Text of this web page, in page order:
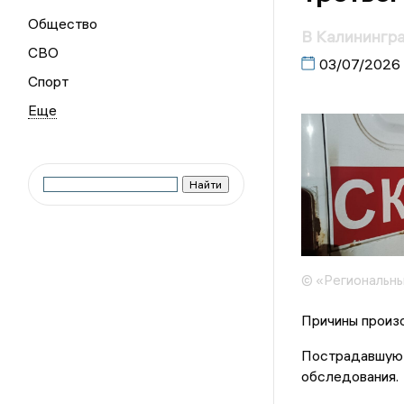
Общество
СВО
Спорт
В
03/07/2026
©
Причины
Пострадавшую
обследования.